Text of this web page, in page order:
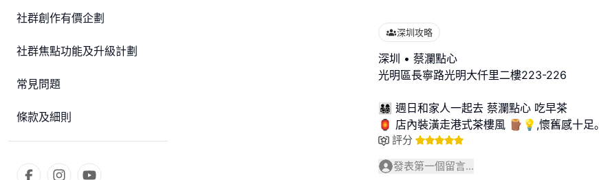
社群創作有價企劃
社群焦點功能及升級計劃
常見問題
條款及細則
深圳攻略
深圳 • 蔡瀾點心
光明區長寧路光明大仟里二樓223-226
👨‍👩‍👧‍👦 週日和家人一起去 蔡瀾點心 吃早茶
🏮 店內裝潢走港式茶樓風 🪵💡,懷舊感十足｡
評分
發表第一個留言...